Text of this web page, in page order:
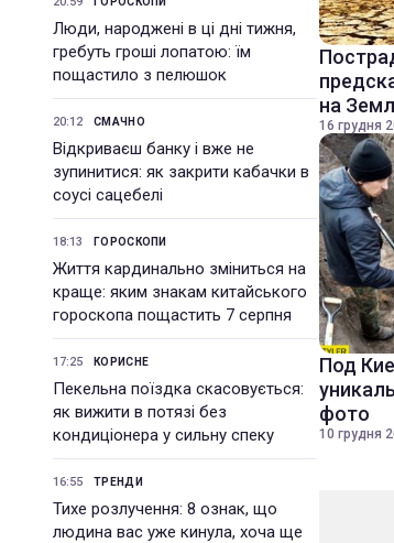
Люди, народжені в ці дні тижня,
гребуть гроші лопатою: їм
пощастило з пелюшок
20:12 СМАЧНО
Відкриваєш банку і вже не
зупинитися: як закрити кабачки в
соусі сацебелі
18:13 ГОРОСКОПИ
Життя кардинально зміниться на
краще: яким знакам китайського
гороскопа пощастить 7 серпня
17:25 КОРИСНЕ
Пекельна поїздка скасовується:
як вижити в потязі без
кондиціонера у сильну спеку
16:55 ТРЕНДИ
Тихе розлучення: 8 ознак, що
людина вас уже кинула, хоча ще
на
16 грудня
Под
фото
10 грудня